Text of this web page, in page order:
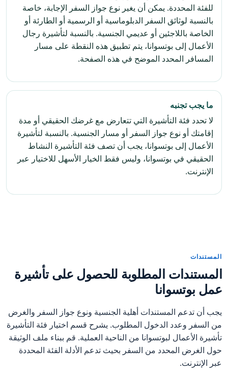
للفئة المحددة. يمكن أن يغير نوع جواز السفر الإجابة، خاصة
بالنسبة لوثائق السفر الدبلوماسية أو الرسمية أو الطارئة أو
الخاصة باللاجئين أو عديمي الجنسية. بالنسبة لتأشيرة رجال
الأعمال إلى بوتسوانا، يتم تطبيق هذه النقطة على مسار
المسافر المحدد الموضح في هذه الصفحة.
ما يجب تجنبه
لا تحدد فئة التأشيرة التي تتعارض مع غرضك الحقيقي أو مدة
إقامتك أو نوع جواز السفر أو مسار الجنسية. بالنسبة لتأشيرة
الأعمال إلى بوتسوانا، يجب أن تصف فئة التأشيرة النشاط
الحقيقي في بوتسوانا، وليس فقط الخيار الأسهل للاختيار عبر
الإنترنت.
المستندات
المستندات المطلوبة للحصول على تأشيرة
عمل بوتسوانا
يجب أن تدعم المستندات أهلية الجنسية ونوع جواز السفر والغرض
من السفر وعدد الدخول المطلوب. يشرح قسم اختيار فئة التأشيرة
تأشيرة الأعمال لبوتسوانا من الناحية العملية. قم ببناء ملف الوثيقة
حول الغرض المحدد من السفر بحيث تدعم الأدلة الفئة المحددة
عبر الإنترنت.